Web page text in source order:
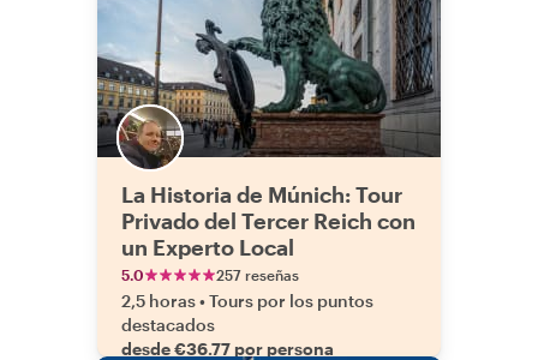
La Historia de Múnich: Tour
Privado del Tercer Reich con
un Experto Local
5.0 257 reseñas
2,5 horas•Tours por los puntos
destacados
desde €36.77 por persona